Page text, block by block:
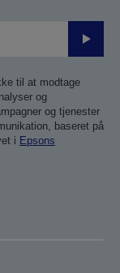
Send
til at modtage
og
og tjenester
baseret på
i Epsons